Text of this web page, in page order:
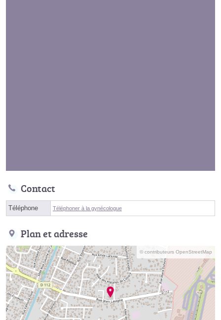
Contact
Téléphone Téléphoner à la gynécologue
Plan et adresse
© contributeurs OpenStreetMap